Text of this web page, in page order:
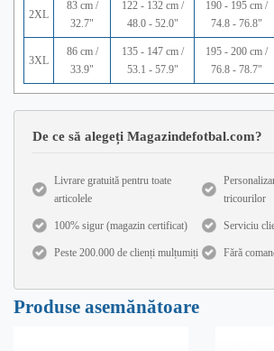
2XL
83 cm /
32.7"
122 - 132 cm /
48.0 - 52.0"
190 - 195 cm /
74.8 - 76.8"
3XL
86 cm /
33.9"
135 - 147 cm /
53.1 - 57.9"
195 - 200 cm /
76.8 - 78.7"
De ce să alegeți Magazindefotbal.com?
Livrare gratuită pentru toate
articolele
100% sigur (magazin certificat)
Peste 200.000 de clienți mulțumiți
tricourilor
Serviciu
Fără
Produse asemănătoare